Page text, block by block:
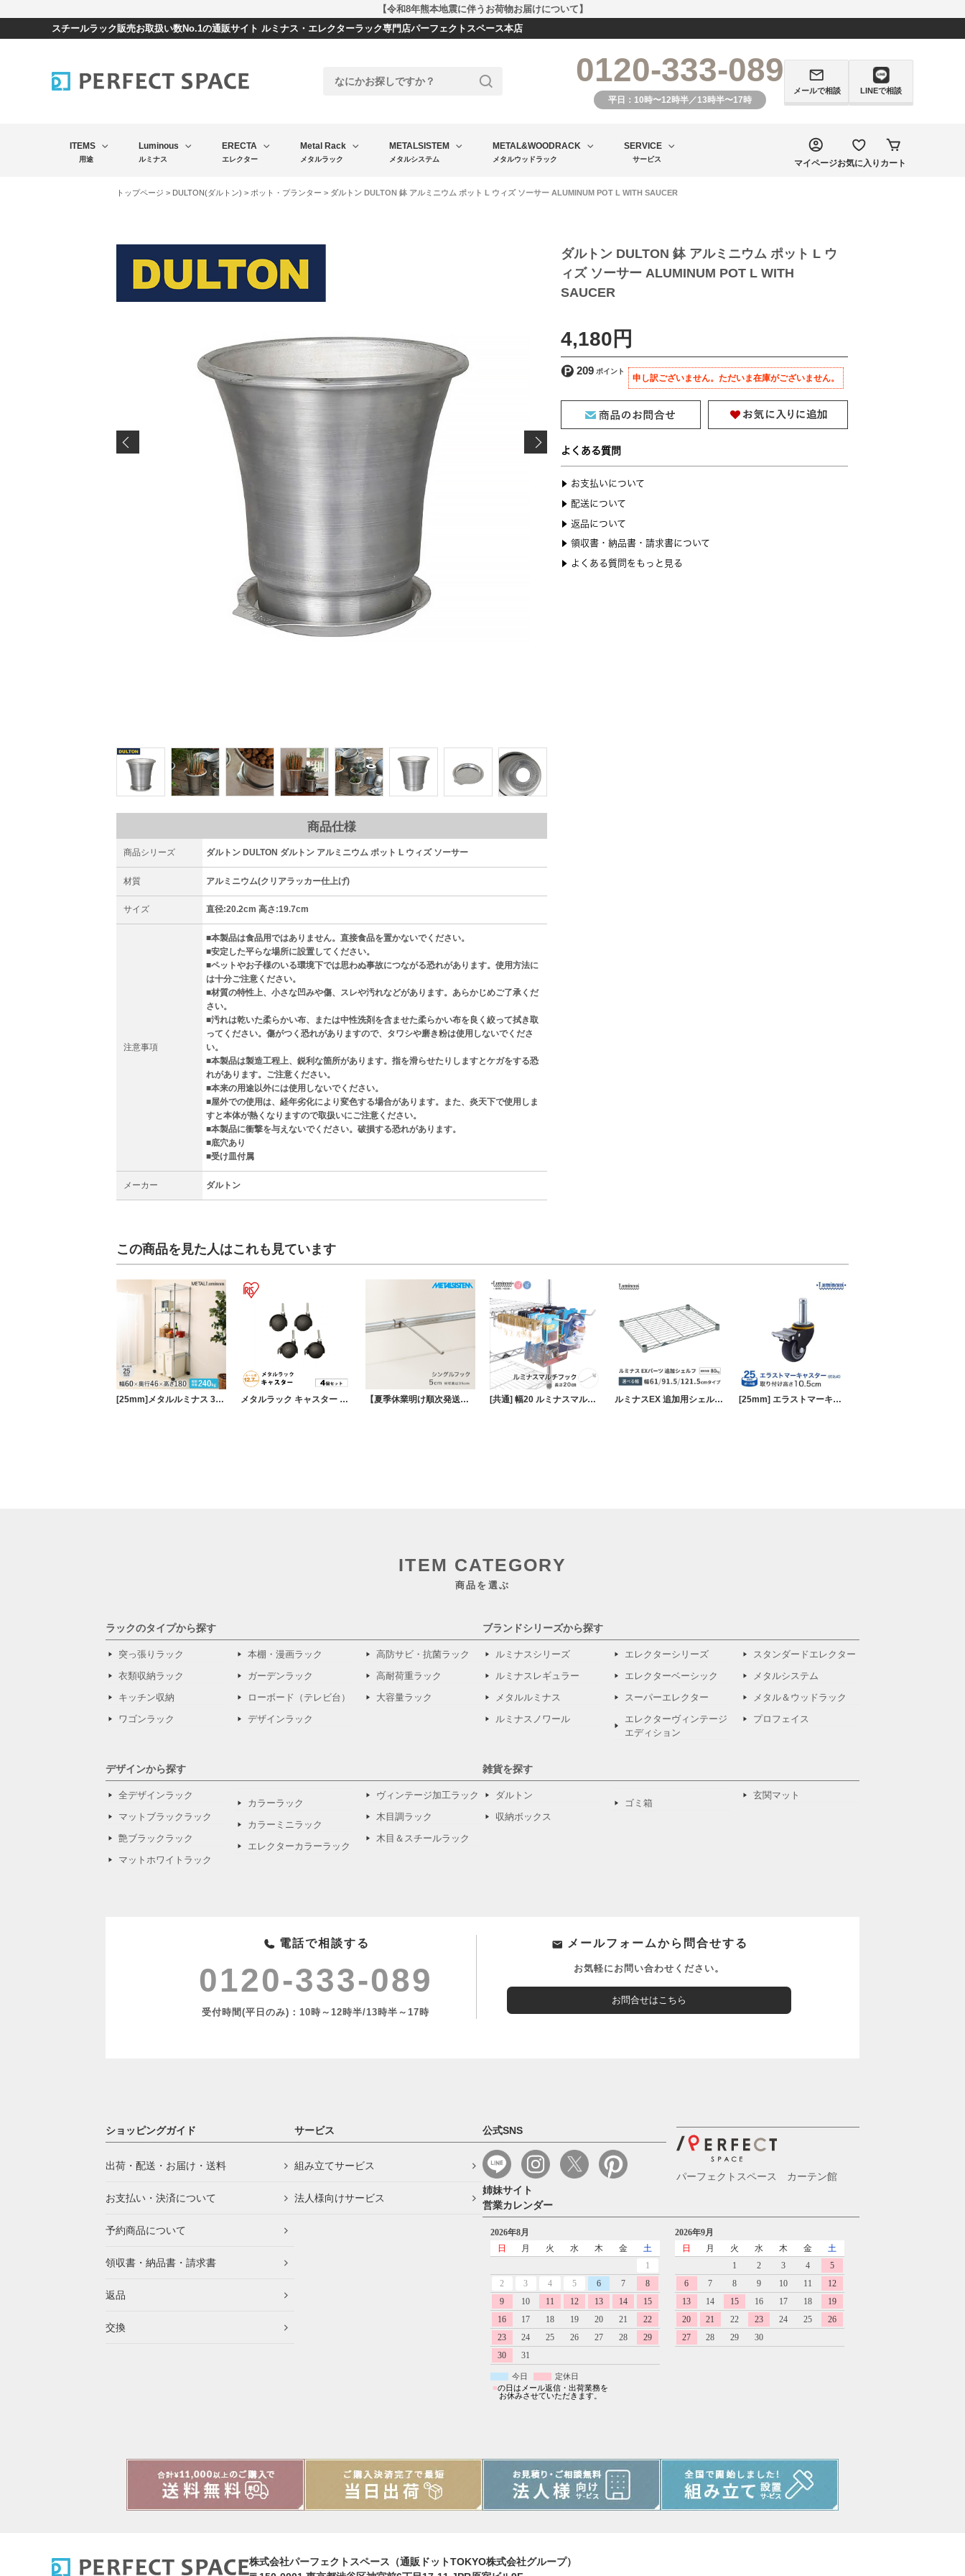
【令和8年熊本地震に伴うお荷物お届けについて】
スチールラック販売お取扱い数No.1の通販サイト ルミナス・エレクターラック専門店パーフェクトスペース本店
0120-333-089
平日：10時〜12時半／13時半〜17時
メールで相談 LINEで相談
ITEMS
用途
Luminous
ルミナス
ERECTA
エレクター
Metal Rack
メタルラック
METALSISTEM
メタルシステム
METAL&WOODRACK
メタルウッドラック
SERVICE
サービス マイページお気に入り カート
トップページ > DULTON(ダルトン) > ポット・プランター > ダルトン DULTON 鉢 アルミニウム ポット L ウィズ ソーサー ALUMINUM POT L WITH SAUCER
商品仕様
商品シリーズ ダルトン DULTON ダルトン アルミニウム ポット L ウィズ ソーサー
材質 アルミニウム(クリアラッカー仕上げ)
サイズ 直径:20.2cm 高さ:19.7cm
注意事項
■本製品は食品用ではありません。直接食品を置かないでください。
■安定した平らな場所に設置してください。
■ペットやお子様のいる環境下では思わぬ事故につながる恐れがあります。使用方法に
は十分ご注意ください。
■材質の特性上、小さな凹みや傷、スレや汚れなどがあります。あらかじめご了承くだ
さい。
■汚れは乾いた柔らかい布、または中性洗剤を含ませた柔らかい布を良く絞って拭き取
ってください。傷がつく恐れがありますので、タワシや磨き粉は使用しないでくださ
い。
■本製品は製造工程上、鋭利な箇所があります。指を滑らせたりしますとケガをする恐
れがあります。ご注意ください。
■本来の用途以外には使用しないでください。
■屋外での使用は、経年劣化により変色する場合があります。また、炎天下で使用しま
すと本体が熱くなりますので取扱いにご注意ください。
■本製品に衝撃を与えないでください。破損する恐れがあります。
■底穴あり
■受け皿付属
メーカー ダルトン
ダルトン DULTON 鉢 アルミニウム ポット L ウ
ィズ ソーサー ALUMINUM POT L WITH
SAUCER
4,180円
209
申し訳ございません。ただいま在庫がございません。
この商品を見た人はこれも見ています
[25mm]メタルルミナス 3段 幅60 奥行46 高さ180 棚耐荷重240kg スチールラック キッチンラック ゴミ箱収納 キャスター付き メタルラック キャスター 4個セット 幅約6×奥行約4.55 ポール直径12.7mm パーツ ラック 収納 カスタマイズ 【夏季休業明け順次発送】METALSISTEM メタルシステム シングルフック 5cm MSSFK5 [共通] 幅20 ルミナスマルチフック ルミナスEX 追加用シェルフパーツ 幅60～120 [25mm] エラストマーキャスター７５Ｓ ＢＫ打込式